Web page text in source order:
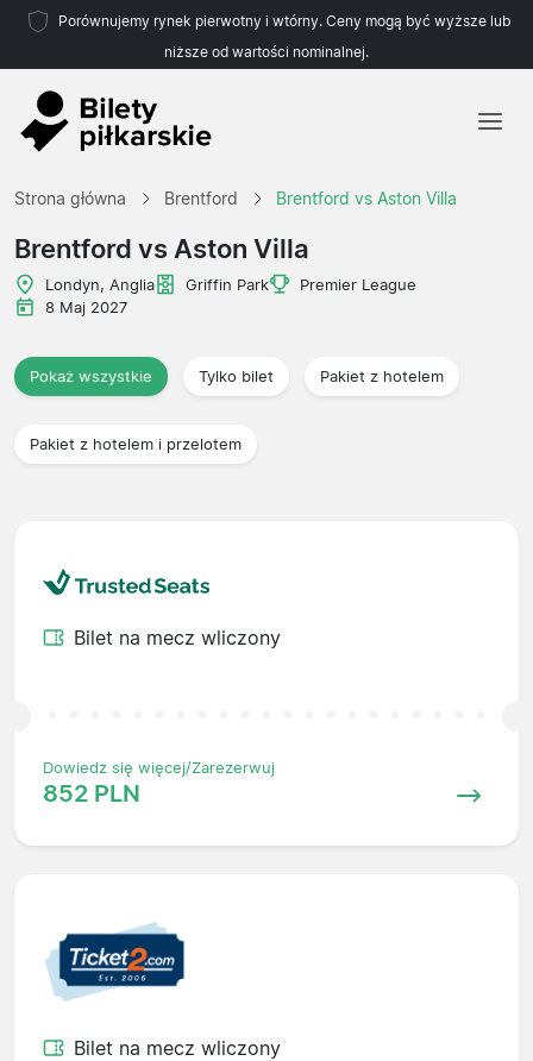
Porównujemy rynek pierwotny i wtórny. Ceny mogą być wyższe lub
niższe od wartości nominalnej.
Strona główna Brentford Brentford vs Aston Villa
Brentford vs Aston Villa
Londyn, Anglia Griffin Park
Premier League
8 Maj 2027
Pokaż wszystkie Tylko bilet Pakiet z hotelem
Pakiet z hotelem i przelotem
Bilet na mecz wliczony
Dowiedz się więcej/Zarezerwuj
852 PLN
Bilet na mecz wliczony